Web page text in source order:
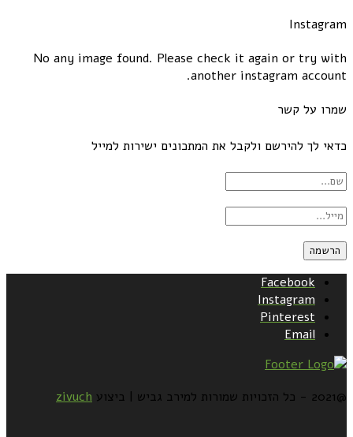
Instagram
No any image found. Please check it again or try with
another instagram account.
שמרו על קשר
כדאי לך להירשם ולקבל את המתכונים ישירות למייל
Facebook
Instagram
Pinterest
Email
@2021 - כל הזכויות שמורות למירב גביש | ביצוע zivuch